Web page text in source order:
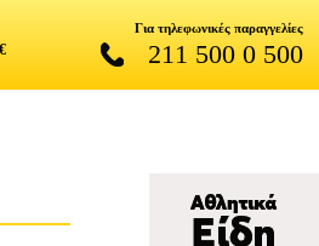
Για τηλεφωνικές παραγγελίες
211 500 0 500